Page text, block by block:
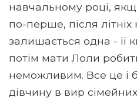
навчальному році,
по-перше, після літніх
залишається одна - її
потім мати Лоли
неможливим. Все це і
дівчину в вир